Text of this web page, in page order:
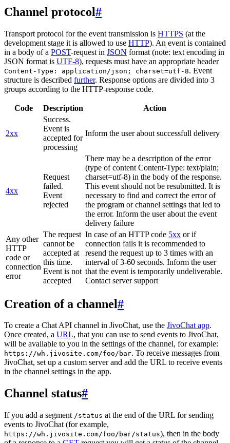
Channel protocol#
Transport protocol for the event transmission is HTTPS (at the
development stage it is allowed to use HTTP). An event is contained
in a body of a POST-request in JSON format (note: text encoding in
JSON format is UTF-8), requests must have an appropriate header
Content-Type: application/json; charset=utf-8. Event
structure is described further. Response options are divided into 3
groups according to the HTTP-response code.
Code Description Action
2xx
Success.
Event is
accepted for
processing
Inform the user about successfull delivery
4xx
Request
failed.
Event
rejected
There may be a description of the error
(type of content Content-Type: text/plain;
charset=utf-8) in the body of the response.
This event should not be resubmitted. It is
necessary to find and correct the error of
the program or channel settings that led to
the error. Inform the user about the event
delivery failure
Any other
HTTP
code or
connection
error
The request
cannot be
accepted at
this time.
Event is not
accepted
In case of an HTTP code 5xx or if
connection fails it is recommended to
resend the request up to 3 times with an
interval of 3-60 seconds. Inform the user
that the event is temporarily undeliverable.
Contact server support
Creation of a channel#
To create a Chat API channel in JivoChat, use the JivoChat app.
Once created, a URL, that you can use to send events to JivoChat,
will be available to you in the settings of the channel, for example:
https://wh.jivosite.com/foo/bar. To receive messages from
JivoChat, set up a custom server and add the URL to receive events
in the channel settings in the app.
Channel status#
If you add a segment /status at the end of the URL for sending
events to JivoChat (for example,
https://wh.jivosite.com/foo/bar/status), then in the body